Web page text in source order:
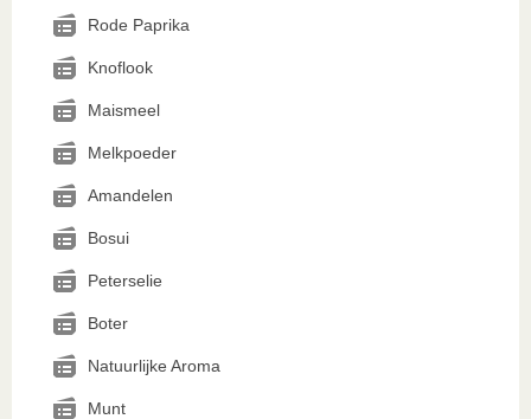
Rode Paprika
Knoflook
Maismeel
Melkpoeder
Amandelen
Bosui
Peterselie
Boter
Natuurlijke Aroma
Munt